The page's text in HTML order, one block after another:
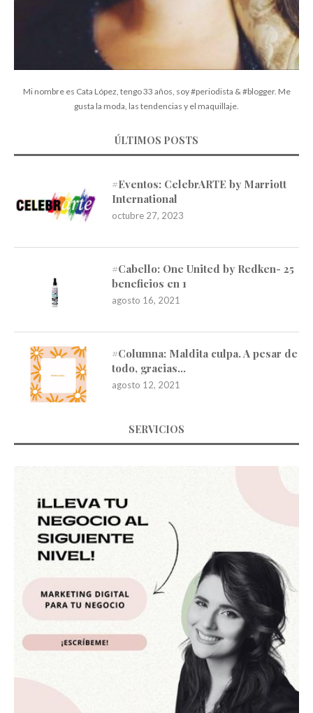
Mi nombre es Cata López, tengo 33 años, soy #periodista & #blogger. Me
gusta la moda, las tendencias y el maquillaje.
ÚLTIMOS POSTS
#Eventos: CelebrARTE by Marriott
International
octubre 27, 2023
#Cabello: One United by Redken- 25
beneficios en 1
agosto 16, 2021
#Columna: Maldita culpa. A pesar de
todo, gracias…
agosto 12, 2021
SERVICIOS